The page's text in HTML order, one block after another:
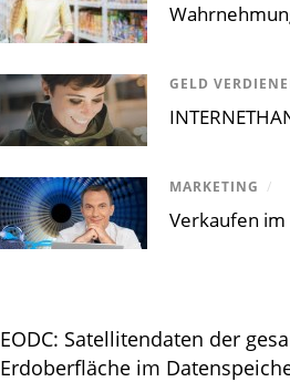
GELD
MARKETING /
Verkaufen
EODC: Satellitendaten der
Erdoberfläche im